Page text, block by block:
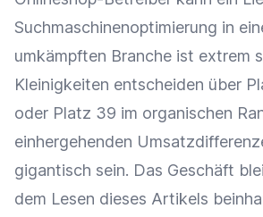
Suchmaschinenoptimierung in
umkämpften Branche ist extrem
Kleinigkeiten entscheiden über
oder Platz 39 im organischen
einhergehenden
gigantisch sein. Das Geschäft
dem Lesen dieses Artikels